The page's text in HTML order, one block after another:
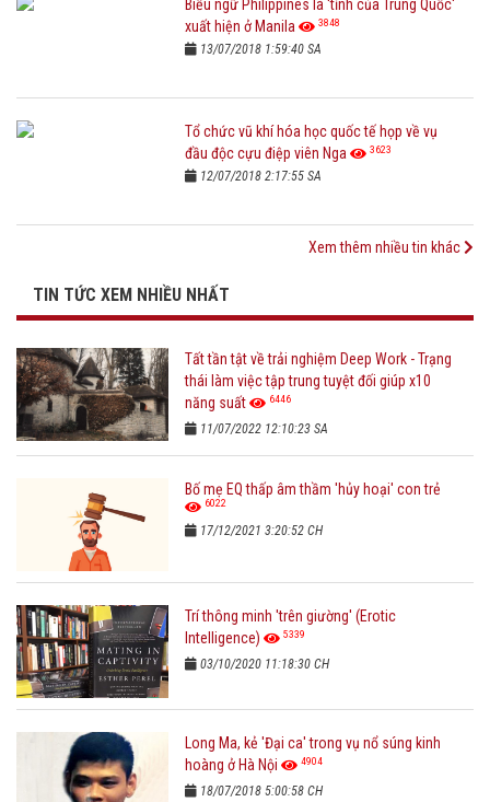
Biểu ngữ Philippines là 'tỉnh của Trung Quốc'
xuất hiện ở Manila
3848
13/07/2018 1:59:40 SA
Tổ chức vũ khí hóa học quốc tế họp về vụ
đầu độc cựu điệp viên Nga
3623
12/07/2018 2:17:55 SA
Xem thêm nhiều tin khác
TIN TỨC XEM NHIỀU NHẤT
Tất tần tật về trải nghiệm Deep Work - Trạng
thái làm việc tập trung tuyệt đối giúp x10
năng suất
6446
11/07/2022 12:10:23 SA
Bố mẹ EQ thấp âm thầm 'hủy hoại' con trẻ
6022
17/12/2021 3:20:52 CH
Trí thông minh 'trên giường' (Erotic
Intelligence)
5339
03/10/2020 11:18:30 CH
Long Ma, kẻ 'Đại ca' trong vụ nổ súng kinh
hoàng ở Hà Nội
4904
18/07/2018 5:00:58 CH